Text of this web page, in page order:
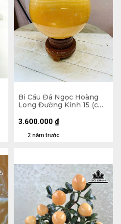
Bi Cầu Đá Ngọc Hoàng
Long Đường Kính 15 (cm)
2 năm trước
3.600.000 ₫